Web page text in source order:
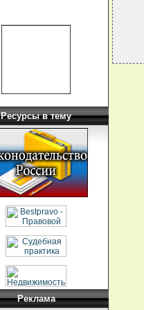
Ресурсы в тему
Реклама